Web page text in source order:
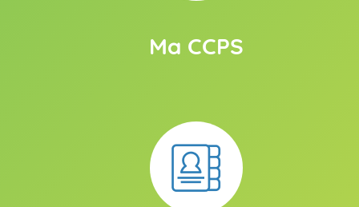
Ma CCPS